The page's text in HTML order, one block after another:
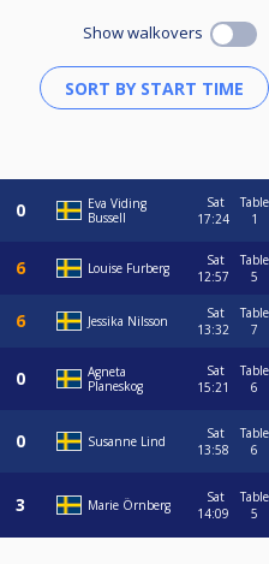
Show walkovers
Eva Viding
Bussell
Sat
17:24
Table
1
Louise Furberg
Sat
12:57
Table
5
Jessika Nilsson
Sat
13:32
Table
7
Agneta
Planeskog
Sat
15:21
Table
6
Susanne Lind
Sat
13:58
Table
6
Marie Örnberg
Sat
14:09
Table
5